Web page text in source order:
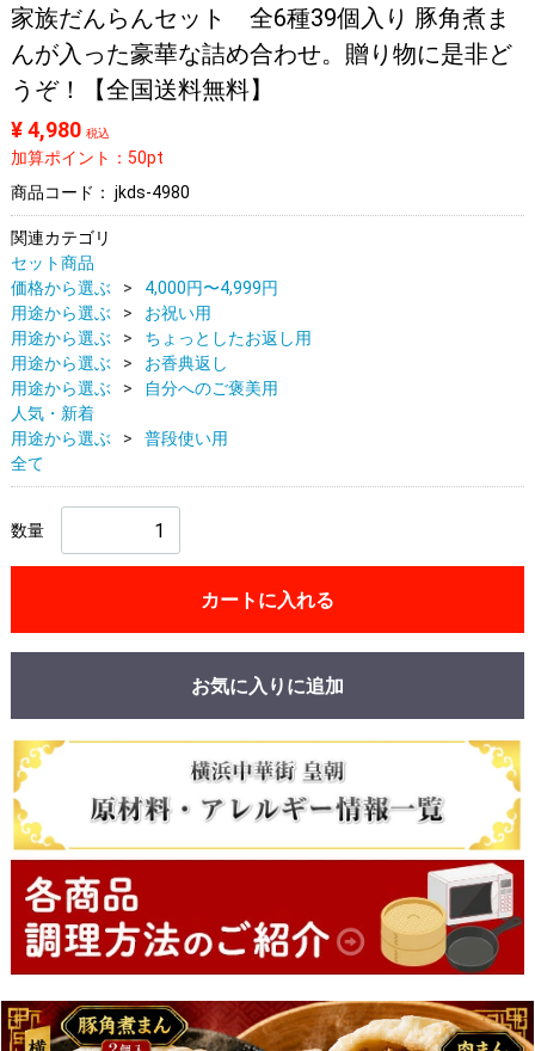
家族だんらんセット 全6種39個入り 豚角煮ま
んが入った豪華な詰め合わせ。贈り物に是非ど
うぞ！【全国送料無料】
¥ 4,980 税込
加算ポイント：50pt
商品コード： jkds-4980
関連カテゴリ
セット商品
価格から選ぶ
4,000円〜4,999円
用途から選ぶ
お祝い用
用途から選ぶ
ちょっとしたお返し用
用途から選ぶ
お香典返し
用途から選ぶ
自分へのご褒美用
人気・新着
用途から選ぶ
普段使い用
全て
数量
カートに入れる
お気に入りに追加